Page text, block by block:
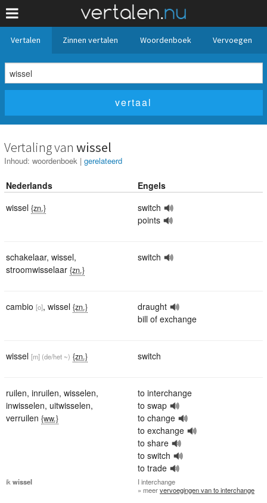
Vertalen Zinnen vertalen Woordenboek Vervoegen
Vertaling van wissel
Inhoud: woordenboek | gerelateerd
Nederlands
Engels
wissel {zn.}
switch
points
schakelaar, wissel,
stroomwisselaar {zn.}
switch
cambio [o], wissel {zn.}
draught
bill of exchange
wissel [m] (de/het ~) {zn.} switch
ruilen, inruilen, wisselen,
inwisselen, uitwisselen,
verruilen {ww.}
to interchange
to swap
to change
to exchange
to share
to switch
to trade
ik wissel I interchange
» meervervoegingen van to interchange